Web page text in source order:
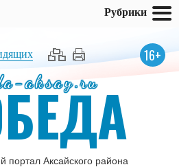
16+
aksay.ru
Аксайского района
Рубрики